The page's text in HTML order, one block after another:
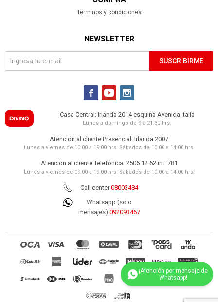
Términos y condiciones
NEWSLETTER
SUSCRIBIRME
  
Casa Central: Irlanda 2014 esquina Avenida Italia
Lunes a domingo de 9 a 21:30 hrs.
Atención al cliente Presencial: Irlanda 2007
Lunes a viernes de 10:00 a 19:00 hrs. Sábados de 10:00 a 14:00 hrs.
Atención al cliente Telefónica: 2506 12 62 int. 781
Lunes a viernes de 09:00 a 19:00 hrs. Sábados de 10:00 a 14:00 hrs.
Call center08003484
Whatsapp (solo
mensajes) 092093467